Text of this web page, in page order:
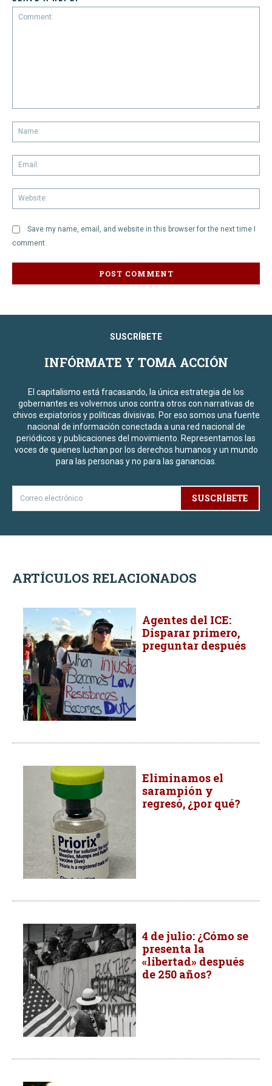
Save my name, email, and website in this browser for the next time I
comment.
SUSCRÍBETE
INFÓRMATE Y TOMA ACCIÓN
El capitalismo está fracasando, la única estrategia de los
gobernantes es volvernos unos contra otros con narrativas de
chivos expiatorios y políticas divisivas. Por eso somos una fuente
nacional de información conectada a una red nacional de
periódicos y publicaciones del movimiento. Representamos las
voces de quienes luchan por los derechos humanos y un mundo
para las personas y no para las ganancias.
SUSCRÍBETE
ARTÍCULOS RELACIONADOS
Agentes del ICE:
Disparar primero,
preguntar después
Eliminamos el
sarampión y
regresó, ¿por qué?
4 de julio: ¿Cómo se
presenta la
«libertad» después
de 250 años?